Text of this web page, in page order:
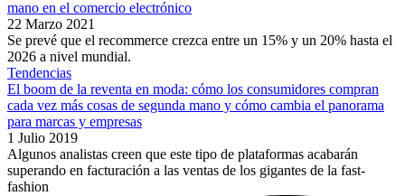
mano en el comercio electrónico
22 Marzo 2021
Se prevé que el recommerce crezca entre un 15% y un 20% hasta el
2026 a nivel mundial.
Tendencias
El boom de la reventa en moda: cómo los consumidores compran
cada vez más cosas de segunda mano y cómo cambia el panorama
para marcas y empresas
1 Julio 2019
Algunos analistas creen que este tipo de plataformas acabarán
superando en facturación a las ventas de los gigantes de la fast-
fashion